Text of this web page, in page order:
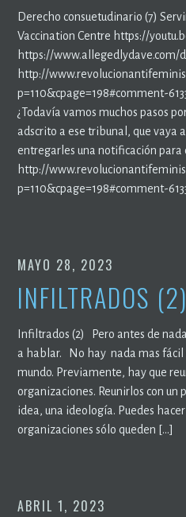
Derecho consuetudinario (7)
Vaccination Centre https://
https://www.allegedlydave.com/
http://
p=110&cpage=198#comment-
¿Todavía vamos muchos pasos
adscrito a ese tribunal, que vaya
entregarles una notificación para
http://
p=110&cpage=198#comment-
MAYO 28, 2023
INFILTRADOS (2)
Infiltrados (2) Pero antes de
a hablar. No hay nada mas fácil
mundo. Previamente, hay que
organizaciones. Reunirlos con un
idea, una ideología. Puedes
organizaciones sólo queden […]
ABRIL 1, 2023